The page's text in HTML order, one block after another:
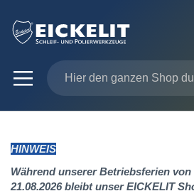
HINWEIS
Während unserer Betriebsferien von
21.08.2026 bleibt unser EICKELIT